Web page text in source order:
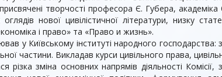
творчості професора Є. Губера,
оглядів нової цивілістичної літератури, низку
і право» та «Право и жизнь».
у Київському інституті народного
частини. Викладав курси цивільного права,
різка зміна основних напрямів діяльності